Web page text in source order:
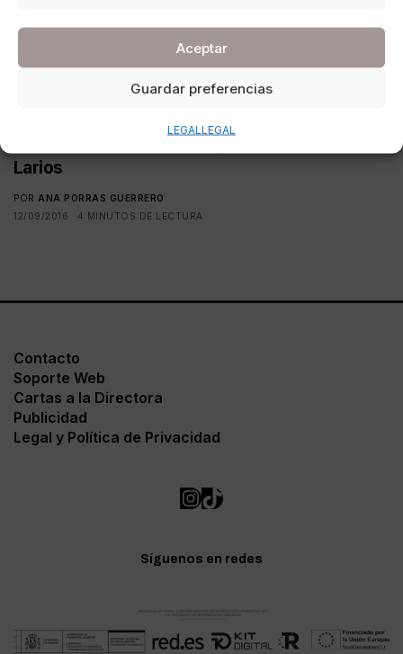
Aceptar
Guardar preferencias
LEGAL LEGAL
Larios
POR ANA PORRAS GUERRERO
12/09/2016
4 MINUTOS DE LECTURA
Contacto
Soporte Web
Cartas a la Directora
Publicidad
Legal y Política de Privacidad
Síguenos en redes